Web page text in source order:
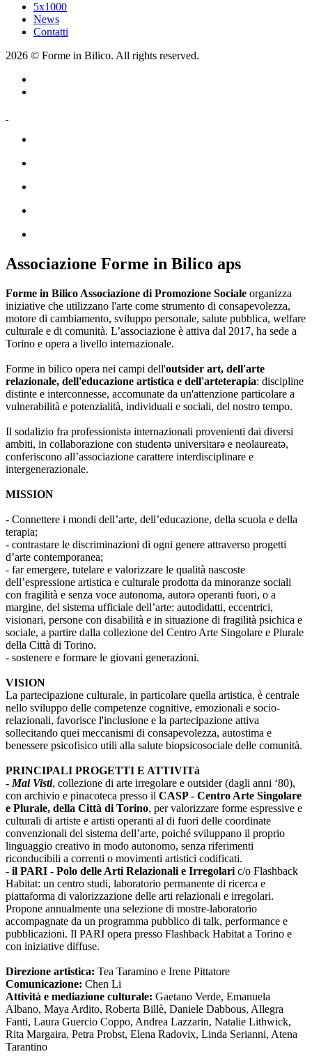
5x1000
News
Contatti
2026 © Forme in Bilico. All rights reserved.
Associazione Forme in Bilico aps
Forme in Bilico Associazione di Promozione Sociale organizza
iniziative che utilizzano l'arte come strumento di consapevolezza,
motore di cambiamento, sviluppo personale, salute pubblica, welfare
culturale e di comunità. L’associazione è attiva dal 2017, ha sede a
Torino e opera a livello internazionale.
Forme in bilico opera nei campi dell'outsider art, dell'arte
relazionale, dell'educazione artistica e dell'arteterapia: discipline
distinte e interconnesse, accomunate da un'attenzione particolare a
vulnerabilità e potenzialità, individuali e sociali, del nostro tempo.
Il sodalizio fra professionistə internazionali provenienti dai diversi
ambiti, in collaborazione con studentə universitarə e neolaureatə,
conferiscono all’associazione carattere interdisciplinare e
intergenerazionale.
MISSION
- Connettere i mondi dell’arte, dell’educazione, della scuola e della
terapia;
- contrastare le discriminazioni di ogni genere attraverso progetti
d’arte contemporanea;
- far emergere, tutelare e valorizzare le qualità nascoste
dell’espressione artistica e culturale prodotta da minoranze sociali
con fragilità e senza voce autonoma, autorə operanti fuori, o a
margine, del sistema ufficiale dell’arte: autodidatti, eccentrici,
visionari, persone con disabilità e in situazione di fragilità psichica e
sociale, a partire dalla collezione del Centro Arte Singolare e Plurale
della Città di Torino.
- sostenere e formare le giovani generazioni.
VISION
La partecipazione culturale, in particolare quella artistica, è centrale
nello sviluppo delle competenze cognitive, emozionali e socio-
relazionali, favorisce l'inclusione e la partecipazione attiva
sollecitando quei meccanismi di consapevolezza, autostima e
benessere psicofisico utili alla salute biopsicosociale delle comunità.
PRINCIPALI PROGETTI E ATTIVITà
- Mai Visti, collezione di arte irregolare e outsider (dagli anni ‘80),
con archivio e pinacoteca presso il CASP - Centro Arte Singolare
e Plurale, della Città di Torino, per valorizzare forme espressive e
culturali di artiste e artisti operanti al di fuori delle coordinate
convenzionali del sistema dell’arte, poiché sviluppano il proprio
linguaggio creativo in modo autonomo, senza riferimenti
riconducibili a correnti o movimenti artistici codificati.
- il PARI - Polo delle Arti Relazionali e Irregolari c/o Flashback
Habitat: un centro studi, laboratorio permanente di ricerca e
piattaforma di valorizzazione delle arti relazionali e irregolari.
Propone annualmente una selezione di mostre-laboratorio
accompagnate da un programma pubblico di talk, performance e
pubblicazioni. Il PARI opera presso Flashback Habitat a Torino e
con iniziative diffuse.
Direzione artistica: Tea Taramino e Irene Pittatore
Comunicazione: Chen Li
Attività e mediazione culturale: Gaetano Verde, Emanuela
Albano, Maya Ardito, Roberta Billè, Daniele Dabbous, Allegra
Fanti, Laura Guercio Coppo, Andrea Lazzarin, Natalie Lithwick,
Rita Margaira, Petra Probst, Elena Radovix, Linda Serianni, Atena
Tarantino